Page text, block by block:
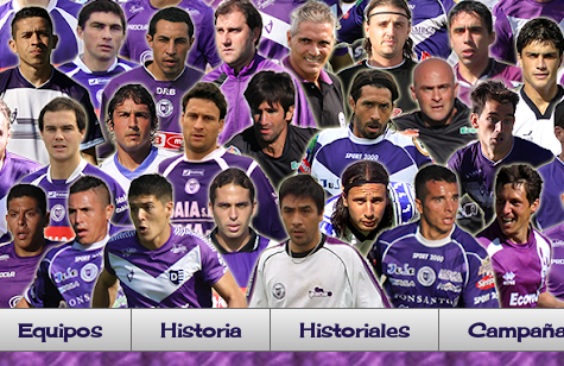
Equipos Historia Historiales